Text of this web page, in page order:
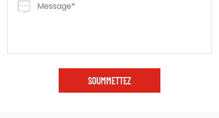
SOUMMETTEZ